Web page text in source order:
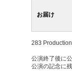
お届け
283
公演終了後に
公演の記念に